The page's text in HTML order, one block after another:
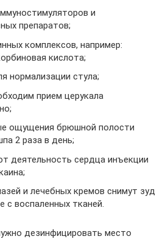
и
препаратов;
комплексов, например:
кислота;
нормализации стула;
прием церукала
ощущения брюшной полости
2 раза в день;
деятельность сердца инъекции
и лечебных кремов снимут зуд
с воспаленных тканей.
дезинфицировать место